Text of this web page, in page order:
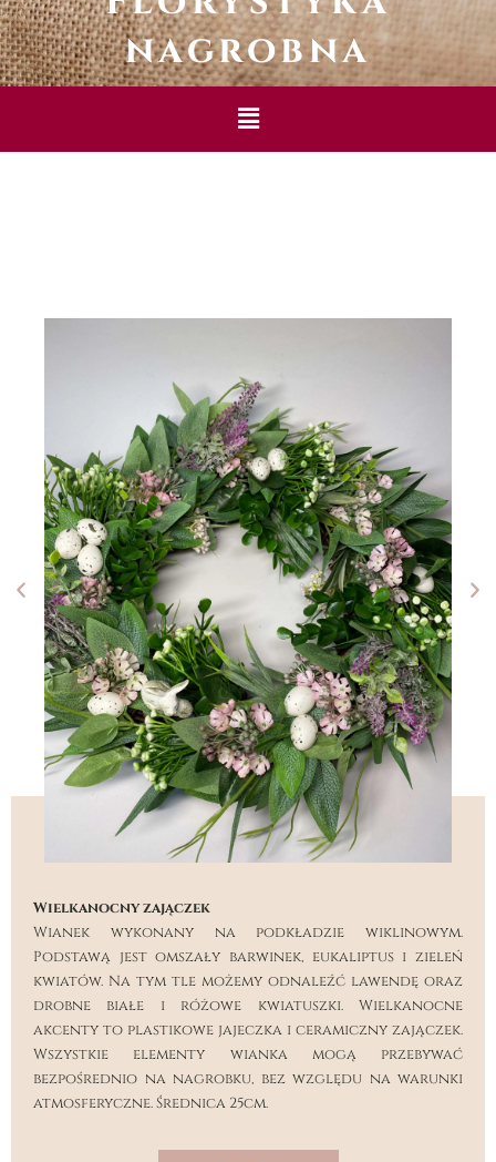
nagrobna
Menu
Wielkanocny zajączek
Wianek wykonany na podkładzie wiklinowym.
Podstawą jest omszały barwinek, eukaliptus i zieleń
kwiatów. Na tym tle możemy odnaleźć lawendę oraz
drobne białe i różowe kwiatuszki. Wielkanocne
akcenty to plastikowe jajeczka i ceramiczny zajączek.
Wszystkie elementy wianka mogą przebywać
bezpośrednio na nagrobku, bez względu na warunki
atmosferyczne. Średnica 25cm.